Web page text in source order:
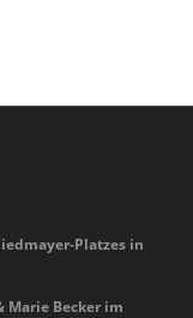
Platzes in
Marie Becker im